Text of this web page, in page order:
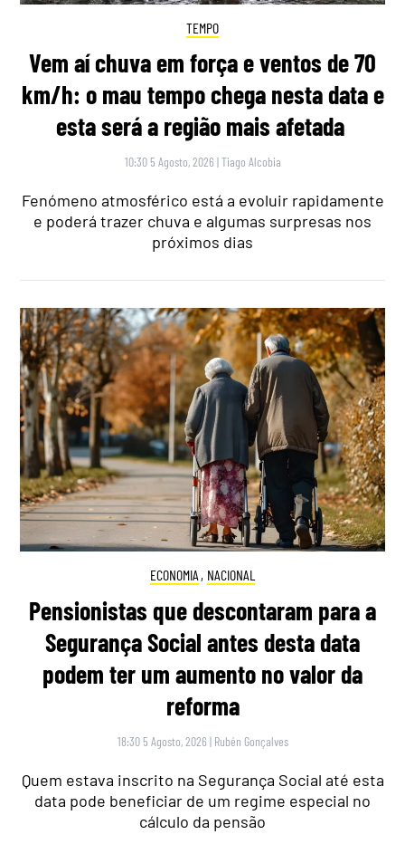
TEMPO
Vem aí chuva em força e ventos de 70
km/h: o mau tempo chega nesta data e
esta será a região mais afetada
10:30 5 Agosto, 2026 |Tiago Alcobia
Fenómeno atmosférico está a evoluir rapidamente
e poderá trazer chuva e algumas surpresas nos
próximos dias
ECONOMIA , NACIONAL
Pensionistas que descontaram para a
Segurança Social antes desta data
podem ter um aumento no valor da
reforma
18:30 5 Agosto, 2026 | Rubén Gonçalves
Quem estava inscrito na Segurança Social até esta
data pode beneficiar de um regime especial no
cálculo da pensão